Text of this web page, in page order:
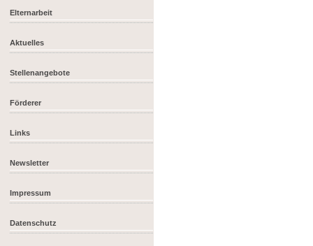
Elternarbeit
Aktuelles
Stellenangebote
Förderer
Links
Newsletter
Impressum
Datenschutz